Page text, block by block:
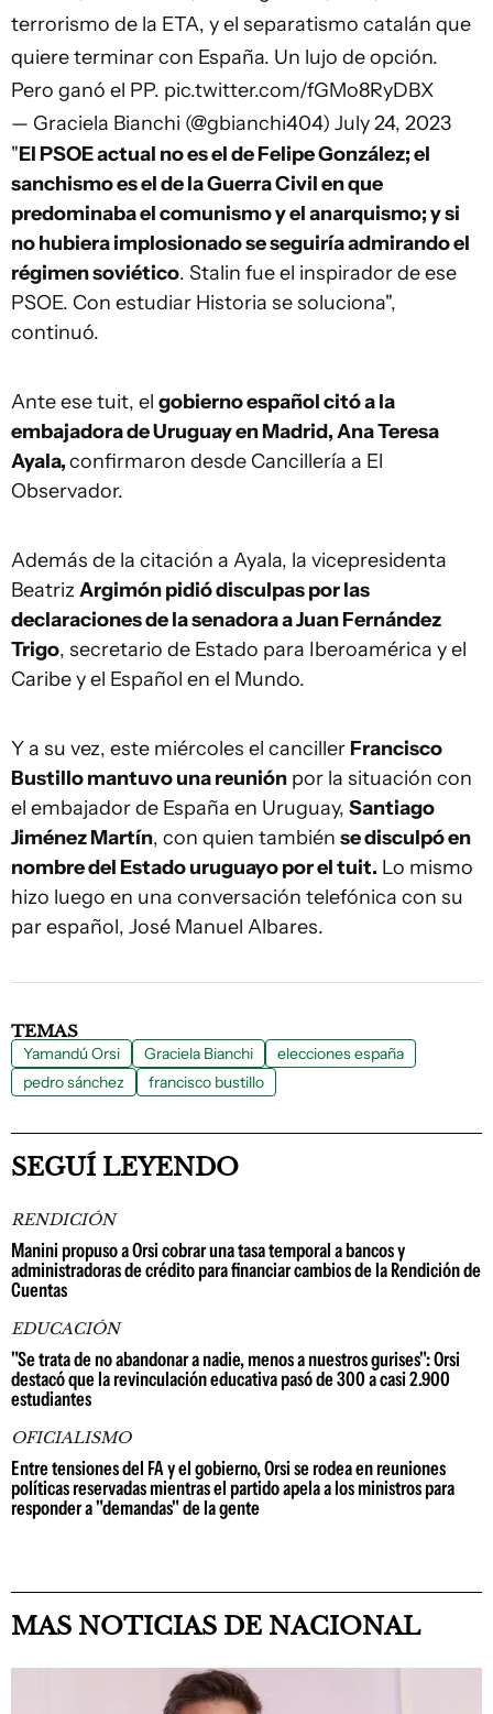
terrorismo de la ETA, y el separatismo catalán que
quiere terminar con España. Un lujo de opción.
Pero ganó el PP. pic.twitter.com/fGMo8RyDBX
— Graciela Bianchi (@gbianchi404) July 24, 2023
"El PSOE actual no es el de Felipe González; el
sanchismo es el de la Guerra Civil en que
predominaba el comunismo y el anarquismo; y si
no hubiera implosionado se seguiría admirando el
régimen soviético. Stalin fue el inspirador de ese
PSOE. Con estudiar Historia se soluciona",
continuó.
Ante ese tuit, el gobierno español citó a la
embajadora de Uruguay en Madrid, Ana Teresa
Ayala,confirmaron desde Cancillería a El
Observador.
Además de la citación a Ayala, la vicepresidenta
Beatriz Argimón pidió disculpas por las
declaraciones de la senadora a Juan Fernández
Trigo, secretario de Estado para Iberoamérica y el
Caribe y el Español en el Mundo.
Y a su vez, este miércoles el canciller Francisco
Bustillo mantuvo una reunión por la situación con
el embajador de España en Uruguay, Santiago
Jiménez Martín, con quien también se disculpó en
nombre del Estado uruguayo por el tuit. Lo mismo
hizo luego en una conversación telefónica con su
par español, José Manuel Albares.
TEMAS
Yamandú Orsi Graciela Bianchi
elecciones españa
pedro sánchez
francisco bustillo
SEGUÍ LEYENDO
RENDICIÓN
Manini propuso a Orsi cobrar una tasa temporal a bancos y
administradoras de crédito para financiar cambios de la Rendición de
Cuentas
EDUCACIÓN
"Se trata de no abandonar a nadie, menos a nuestros gurises": Orsi
destacó que la revinculación educativa pasó de 300 a casi 2.900
estudiantes
OFICIALISMO
Entre tensiones del FA y el gobierno, Orsi se rodea en reuniones
políticas reservadas mientras el partido apela a los ministros para
responder a "demandas" de la gente
MAS NOTICIAS DE NACIONAL